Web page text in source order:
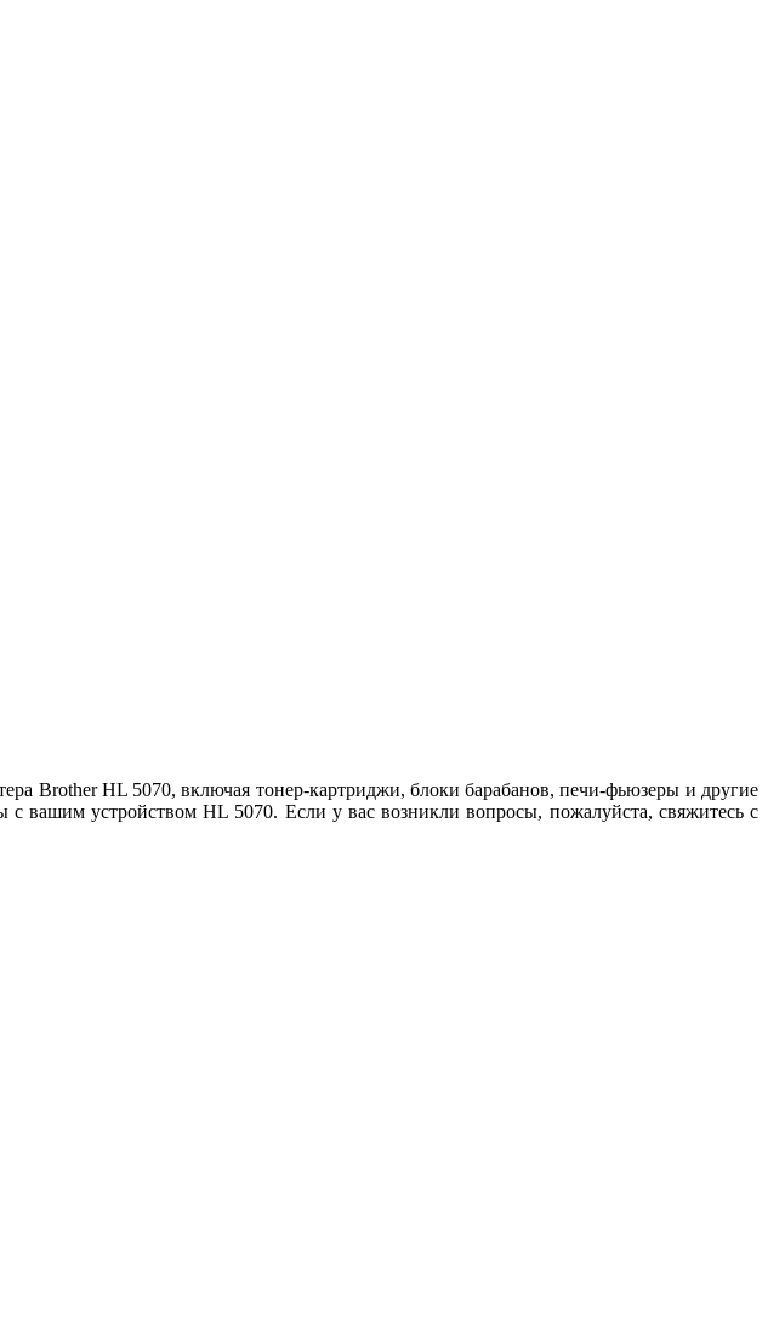
Brother HL 5070, включая тонер-картриджи, блоки барабанов, печи-фьюзеры и другие
вашим устройством HL 5070. Если у вас возникли вопросы, пожалуйста, свяжитесь с